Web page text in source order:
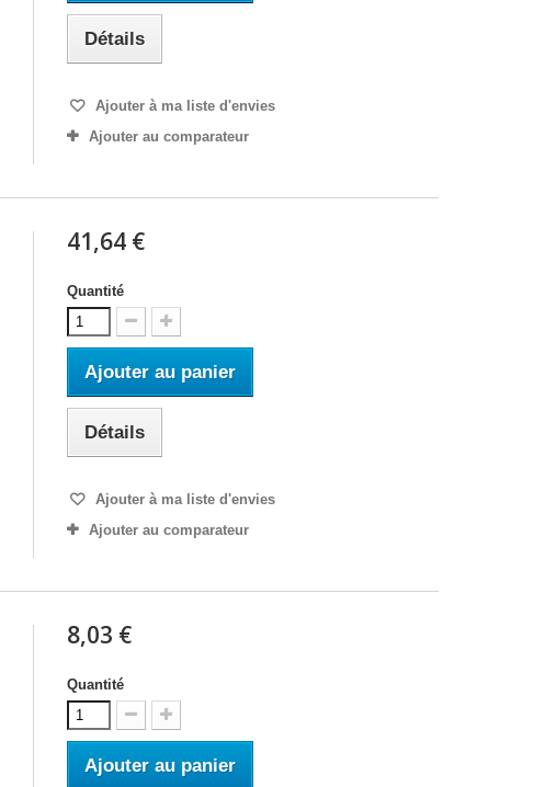
Détails
Ajouter à ma liste d'envies
Ajouter au comparateur
41,64 €
Quantité
Ajouter au panier
Détails
Ajouter à ma liste d'envies
Ajouter au comparateur
8,03 €
Quantité
Ajouter au panier